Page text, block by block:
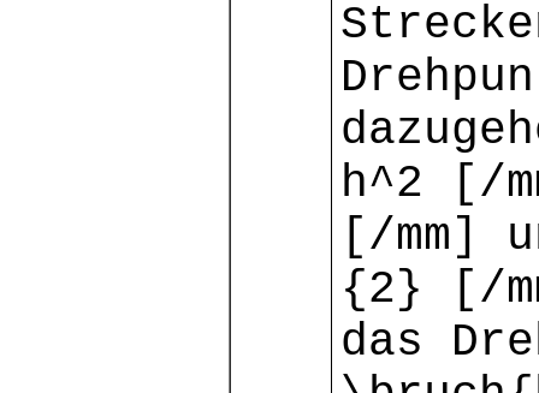
h^2 [/
[/mm]
{2} [/
das